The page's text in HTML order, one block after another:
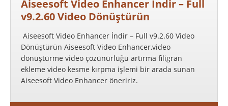
Aiseesoft Video Enhancer İndir – Full
v9.2.60 Video Dönüştürün
Aiseesoft Video Enhancer İndir – Full v9.2.60 Video
Dönüştürün Aiseesoft Video Enhancer,video
dönüştürme video çözünürlüğü artırma filigran
ekleme video kesme kırpma işlemi bir arada sunan
Aiseesoft Video Enhancer öneririz.